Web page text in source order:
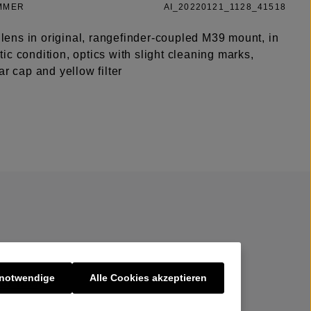
AI_20220121_1128_41518
in original, rangefinder-coupled M39 mount, in
condition, optics with slight cleaning marks,
cap and yellow filter
uns Alle Cookies akzeptieren